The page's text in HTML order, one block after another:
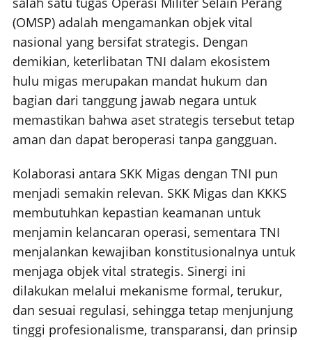
(OMSP) adalah mengamankan objek vital
nasional yang bersifat strategis. Dengan
demikian, keterlibatan TNI dalam ekosistem
hulu migas merupakan mandat hukum dan
bagian dari tanggung jawab negara untuk
memastikan bahwa aset strategis tersebut tetap
aman dan dapat beroperasi tanpa gangguan.
Kolaborasi antara SKK Migas dengan TNI pun
menjadi semakin relevan. SKK Migas dan KKKS
membutuhkan kepastian keamanan untuk
menjamin kelancaran operasi, sementara TNI
menjalankan kewajiban konstitusionalnya untuk
menjaga objek vital strategis. Sinergi ini
dilakukan melalui mekanisme formal, terukur,
dan sesuai regulasi, sehingga tetap menjunjung
tinggi profesionalisme, transparansi, dan prinsip